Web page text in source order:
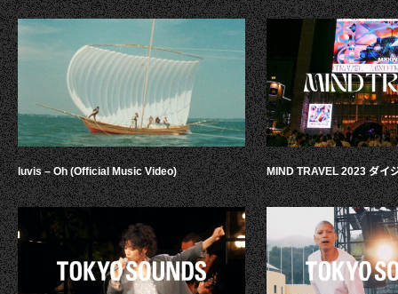
luvis – Oh (Official Music Video) MIND TRAVEL 2023 ダイ